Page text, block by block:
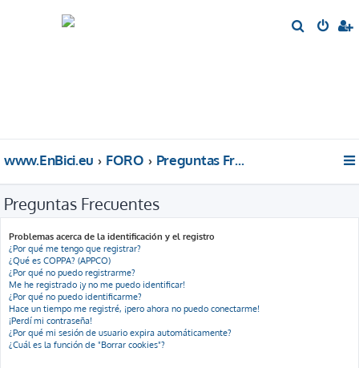
www.EnBici.eu FORO Preguntas Frecuentes
Preguntas Frecuentes
Problemas acerca de la identificación y el registro
¿Por qué me tengo que registrar?
¿Qué es COPPA? (APPCO)
¿Por qué no puedo registrarme?
Me he registrado ¡y no me puedo identificar!
¿Por qué no puedo identificarme?
Hace un tiempo me registré, ¡pero ahora no puedo conectarme!
¡Perdí mi contraseña!
¿Por qué mi sesión de usuario expira automáticamente?
¿Cuál es la función de "Borrar cookies"?